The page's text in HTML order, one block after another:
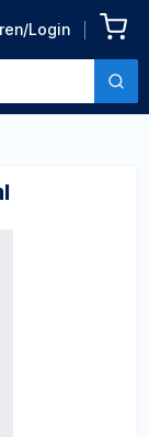
Login
den Produktdetails